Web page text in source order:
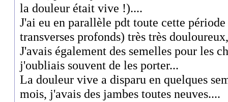
la douleur était vive !)....
J'ai eu en parallèle pdt toute cette période
transverses profonds) très très
J'avais également des semelles pour les
j'oubliais souvent de les porter...
La douleur vive a disparu en quelques
mois, j'avais des jambes toutes neuves....